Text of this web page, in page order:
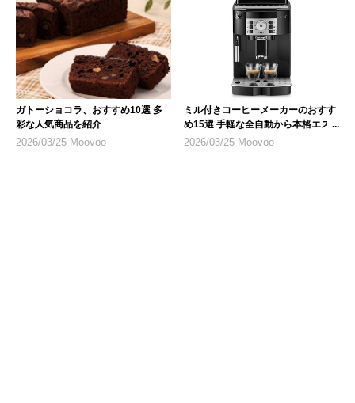
ガトーショコラ、おすすめ10選 多
彩な人気商品を紹介
2026/03/25 Moovoo
ミル付きコーヒーメーカーのおすす
め15選 手軽な全自動から本格エス
プレッソまで
2026/03/25 Moovoo